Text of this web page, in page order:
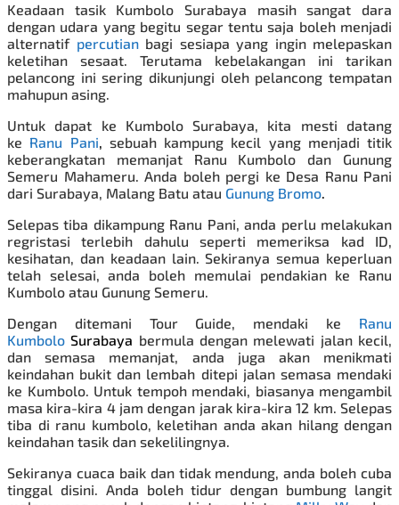
Keadaan tasik Kumbolo Surabaya masih sangat dara
dengan udara yang begitu segar tentu saja boleh menjadi
alternatif percutianbagi sesiapa yang ingin melepaskan
keletihan sesaat. Terutama kebelakangan ini tarikan
pelancong ini sering dikunjungi oleh pelancong tempatan
mahupun asing.
Untuk dapat ke Kumbolo Surabaya, kita mesti datang
ke Ranu Pani, sebuah kampung kecil yang menjadi titik
keberangkatan memanjat Ranu Kumbolo dan Gunung
Semeru Mahameru. Anda boleh pergi ke Desa Ranu Pani
dari Surabaya, Malang Batu atau Gunung Bromo.
Selepas tiba dikampung Ranu Pani, anda perlu melakukan
regristasi terlebih dahulu seperti memeriksa kad ID,
kesihatan, dan keadaan lain. Sekiranya semua keperluan
telah selesai, anda boleh memulai pendakian ke Ranu
Kumbolo atau Gunung Semeru.
Dengan ditemani Tour Guide, mendaki ke
Ranu
Kumbolo Surabaya bermula dengan melewati jalan kecil,
dan semasa memanjat, anda juga akan menikmati
keindahan bukit dan lembah ditepi jalan semasa mendaki
ke Kumbolo. Untuk tempoh mendaki, biasanya mengambil
masa kira-kira 4 jam dengan jarak kira-kira 12 km. Selepas
tiba di ranu kumbolo, keletihan anda akan hilang dengan
keindahan tasik dan sekelilingnya.
Sekiranya cuaca baik dan tidak mendung, anda boleh cuba
tinggal disini. Anda boleh tidur dengan bumbung langit